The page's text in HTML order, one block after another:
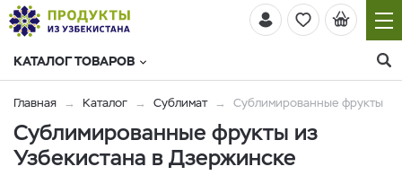
КАТАЛОГ ТОВАРОВ
Главная Каталог Сублимат Сублимированные фрукты
Сублимированные фрукты из
Узбекистана в Дзержинске